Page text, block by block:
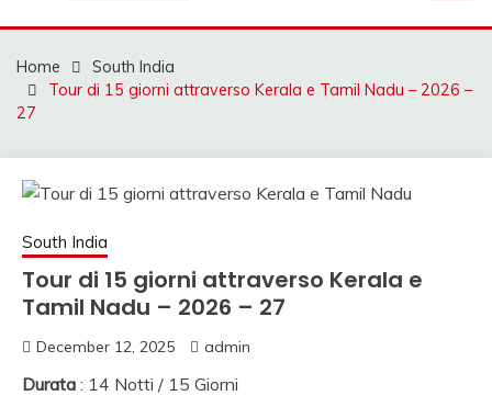
MAHENDRA VIAGGI |
VIAGGIO IN INDIA,
CON AUTISTA IN
INDIA, VIAGGI SU
MISURA IN INDIA,
INDIA
VIAGGIO,VIAGGIO IN
NORD INDIA,
Home
South India
Tour di 15 giorni attraverso Kerala e Tamil Nadu – 2026 –
27
South India
Tour di 15 giorni attraverso Kerala e
Tamil Nadu – 2026 – 27
December 12, 2025 admin
Durata : 14 Notti / 15 Giorni